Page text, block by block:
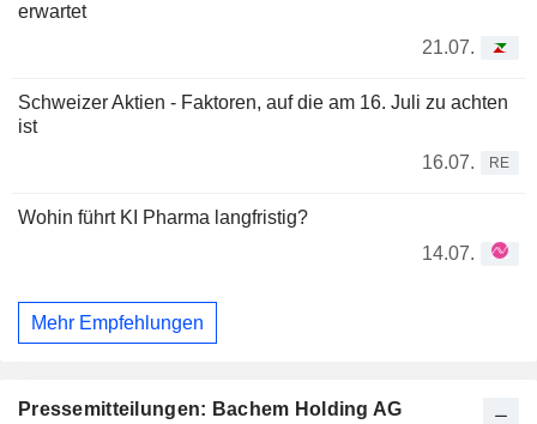
erwartet
21.07.
Schweizer Aktien - Faktoren, auf die am 16. Juli zu achten
ist
16.07.
RE
Wohin führt KI Pharma langfristig?
14.07.
Mehr Empfehlungen
Pressemitteilungen: Bachem Holding AG